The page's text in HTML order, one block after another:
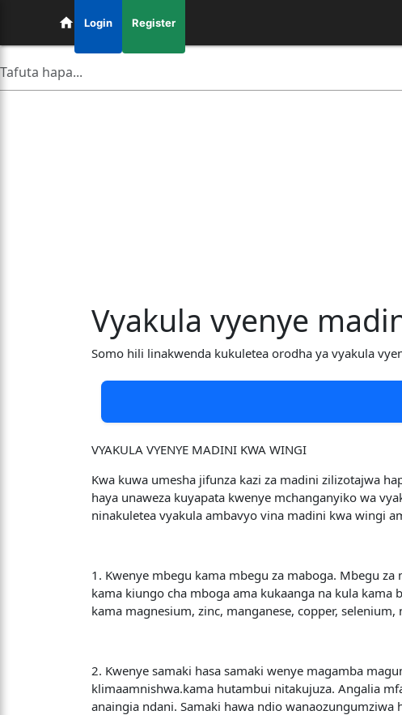
Login Register
Vyakula vyenye
Somo hili linakwenda kukuletea orodha ya vyakula
VYAKULA VYENYE MADINI KWA WINGI
Kwa kuwa umesha jifunza kazi za madini zilizotajwa
haya unaweza kuyapata kwenye mchanganyiko wa
ninakuletea vyakula ambavyo vina madini kwa wingi
1. Kwenye mbegu kama mbegu za maboga. Mbegu
kama kiungo cha mboga ama kukaanga na kula
kama magnesium, zinc, manganese, copper,
2. Kwenye samaki hasa samaki wenye magamba
klimaamnishwa.kama hutambui nitakujuza. Angalia
anaingia ndani. Samaki hawa ndio